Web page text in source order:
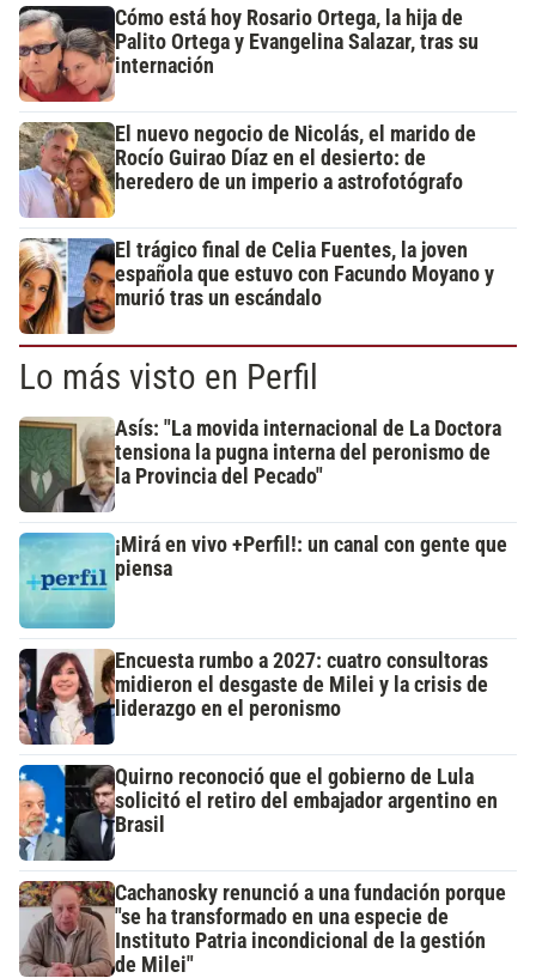
Cómo está hoy Rosario Ortega, la hija de
Palito Ortega y Evangelina Salazar, tras su
internación
El nuevo negocio de Nicolás, el marido de
Rocío Guirao Díaz en el desierto: de
heredero de un imperio a astrofotógrafo
El trágico final de Celia Fuentes, la joven
española que estuvo con Facundo Moyano y
murió tras un escándalo
Lo más visto en Perfil
Asís: "La movida internacional de La Doctora
tensiona la pugna interna del peronismo de
la Provincia del Pecado"
¡Mirá en vivo +Perfil!: un canal con gente que
piensa
Encuesta rumbo a 2027: cuatro consultoras
midieron el desgaste de Milei y la crisis de
liderazgo en el peronismo
Quirno reconoció que el gobierno de Lula
solicitó el retiro del embajador argentino en
Brasil
Cachanosky renunció a una fundación porque
"se ha transformado en una especie de
Instituto Patria incondicional de la gestión
de Milei"